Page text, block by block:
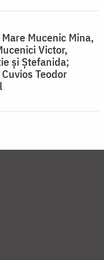
Mucenic Mina,
Victor,
și Ștefanida;
Teodor